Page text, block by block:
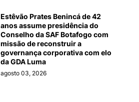
Estêvão Prates Benincá de 42
anos assume presidência do
Conselho da SAF Botafogo com
missão de reconstruir a
governança corporativa com elo
da GDA Luma
agosto 03, 2026